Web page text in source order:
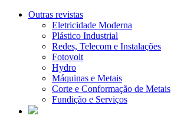
Outras revistas
Eletricidade Moderna
Plástico Industrial
Redes, Telecom e Instalações
Fotovolt
Hydro
Máquinas e Metais
Corte e Conformação de Metais
Fundição e Serviços